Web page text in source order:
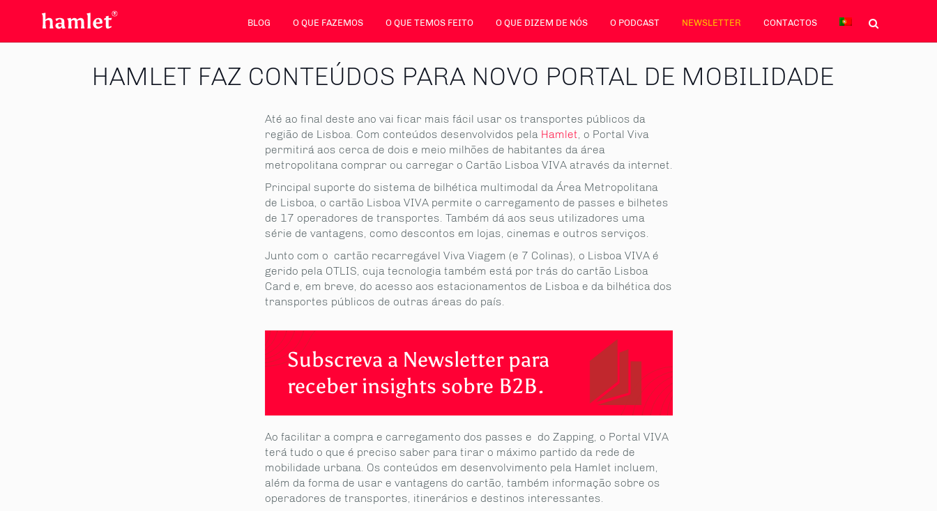
BLOG O QUE FAZEMOS O QUE TEMOS FEITO O QUE DIZEM DE NÓS O PODCAST NEWSLETTER CONTACTOS
HAMLET FAZ CONTEÚDOS PARA NOVO PORTAL DE MOBILIDADE
Até ao final deste ano vai ficar mais fácil usar os transportes públicos da
região de Lisboa. Com conteúdos desenvolvidos pela Hamlet, o Portal Viva
permitirá aos cerca de dois e meio milhões de habitantes da área
metropolitana comprar ou carregar o Cartão Lisboa VIVA através da internet.
Principal suporte do sistema de bilhética multimodal da Área Metropolitana
de Lisboa, o cartão Lisboa VIVA permite o carregamento de passes e bilhetes
de 17 operadores de transportes. Também dá aos seus utilizadores uma
série de vantagens, como descontos em lojas, cinemas e outros serviços.
Junto com o cartão recarregável Viva Viagem (e 7 Colinas), o Lisboa VIVA é
gerido pela OTLIS, cuja tecnologia também está por trás do cartão Lisboa
Card e, em breve, do acesso aos estacionamentos de Lisboa e da bilhética dos
transportes públicos de outras áreas do país.
Subscreva a Newsletter para
receber insights sobre B2B.
Ao facilitar a compra e carregamento dos passes e do Zapping, o Portal VIVA
terá tudo o que é preciso saber para tirar o máximo partido da rede de
mobilidade urbana. Os conteúdos em desenvolvimento pela Hamlet incluem,
além da forma de usar e vantagens do cartão, também informação sobre os
operadores de transportes, itinerários e destinos interessantes.